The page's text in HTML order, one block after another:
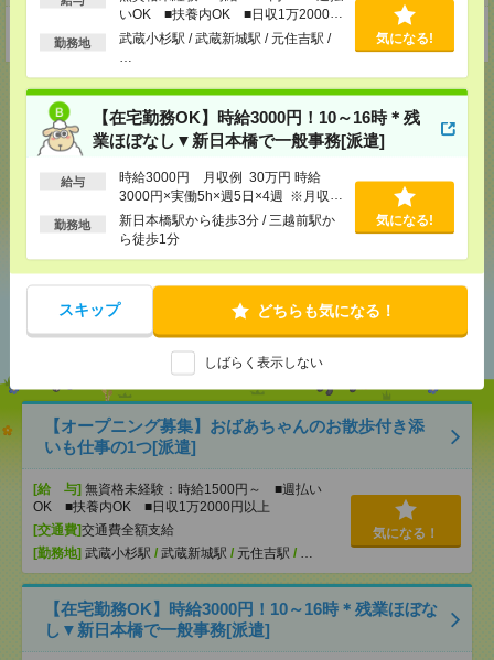
いOK ■扶養内OK ■日収1万2000円
以上
勤務地
武蔵小杉駅 / 武蔵新城駅 / 元住吉駅 /
気になる!
【在宅勤務OK】時給3000円！10～16時＊残
業ほぼなし▼新日本橋で一般事務[派遣]
給与
時給3000円 月収例 30万円 時給
3000円×実働5h×週5日×4週 ※月収例
を保証するものではありません。※給
与即受取りサービス利用可（利用条件
勤務地
新日本橋駅から徒歩3分 / 三越前駅か
ら徒歩1分
気になる!
スキップ どちらも気になる！
しばらく表示しない
東京都東京都港区三田3-9-6
応募ページへ
気になる！
あなたの閲覧履歴からの
【オープニング募集】おばあちゃんのお散歩付き添
いも仕事の1つ[派遣]
[給 与] 無資格未経験：時給1500円～ ■週払い
OK ■扶養内OK ■日収1万2000円以上
[交通費]交通費全額支給
[勤務地] 武蔵小杉駅 / 武蔵新城駅 / 元住吉駅 / …
気になる！
【在宅勤務OK】時給3000円！10～16時＊残業ほぼな
し▼新日本橋で一般事務[派遣]